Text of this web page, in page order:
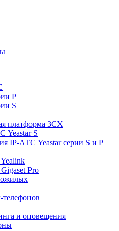
P
S
платформа 3CX
S
IP-АТС Yeastar серии S и P
Pro
телефонов
и оповещения